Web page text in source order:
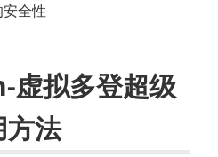
全性
拟多登超级
方法